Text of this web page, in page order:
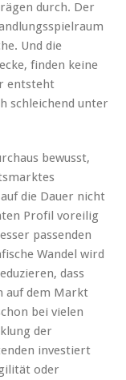
durch. Der
Und die
finden keine
entsteht
schleichend unter
bewusst,
die Dauer nicht
Profil voreilig
passenden
Wandel wird
dass
auf dem Markt
bei vielen
der
investiert
oder